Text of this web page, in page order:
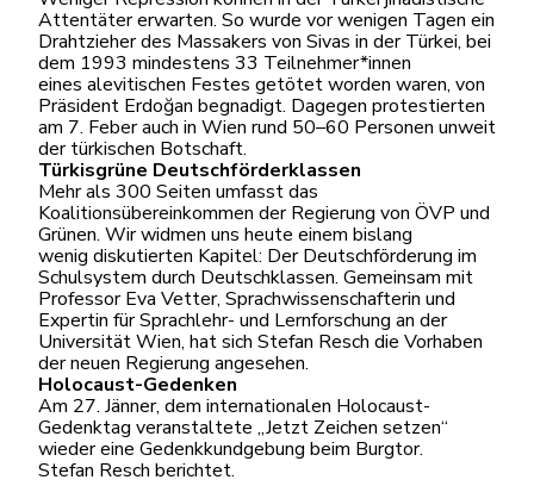
Attentäter erwarten. So wurde vor wenigen Tagen ein
Drahtzieher des Massakers von Sivas in der Türkei, bei
dem 1993 mindestens 33 Teilnehmer*innen
eines alevitischen Festes getötet worden waren, von
Präsident Erdoğan begnadigt. Dagegen protestierten
am 7. Feber auch in Wien rund 50–60 Personen unweit
der türkischen Botschaft.
Türkisgrüne Deutschförderklassen
Mehr als 300 Seiten umfasst das
Koalitionsübereinkommen der Regierung von ÖVP und
Grünen. Wir widmen uns heute einem bislang
wenig diskutierten Kapitel: Der Deutschförderung im
Schulsystem durch Deutschklassen. Gemeinsam mit
Professor Eva Vetter, Sprachwissenschafterin und
Expertin für Sprachlehr- und Lernforschung an der
Universität Wien, hat sich Stefan Resch die Vorhaben
der neuen Regierung angesehen.
Holocaust-Gedenken
Am 27. Jänner, dem internationalen Holocaust-
Gedenktag veranstaltete „Jetzt Zeichen setzen“
wieder eine Gedenkkundgebung beim Burgtor.
Stefan Resch berichtet.